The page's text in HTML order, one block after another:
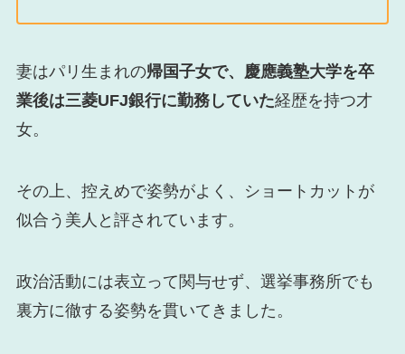
妻はパリ生まれの帰国子女で、慶應義塾大学を卒
業後は三菱UFJ銀行に勤務していた経歴を持つ才
女。
その上、控えめで姿勢がよく、ショートカットが
似合う美人と評されています。
政治活動には表立って関与せず、選挙事務所でも
裏方に徹する姿勢を貫いてきました。